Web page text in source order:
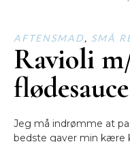
AFTENSMAD, SMÅ
Ravioli
flødesauce
Jeg må indrømme at
bedste gaver min kære